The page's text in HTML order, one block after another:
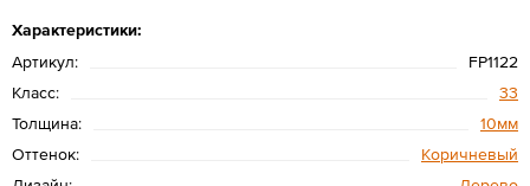
Характеристики:
Артикул:
FP1122
Класс:
33
Толщина:
10мм
Оттенок:
Коричневый